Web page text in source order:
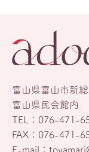
富山県富山市新
富山県民会館内
TEL： 076-471-
FAX：076-471-
E-mail：